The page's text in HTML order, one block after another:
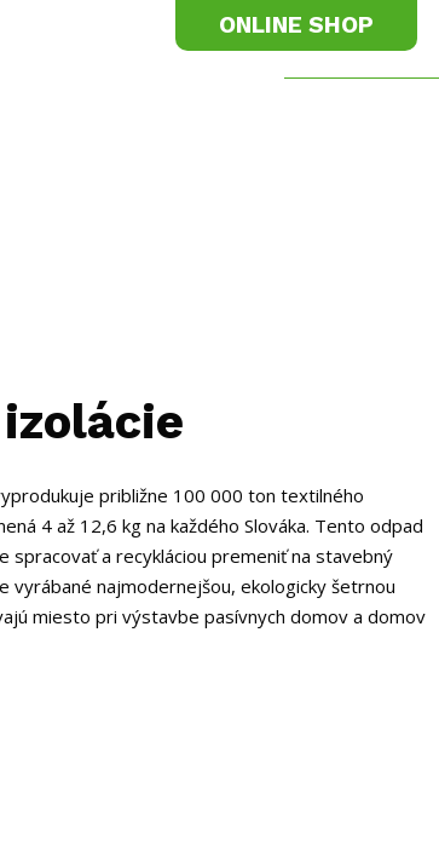
približne 100 000 ton textilného
4 až 12,6 kg na každého Slováka. Tento odpad
spracovať a recykláciou premeniť na stavebný
vyrábané najmodernejšou, ekologicky šetrnou
miesto pri výstavbe pasívnych domov a domov
ONLINE SHOP